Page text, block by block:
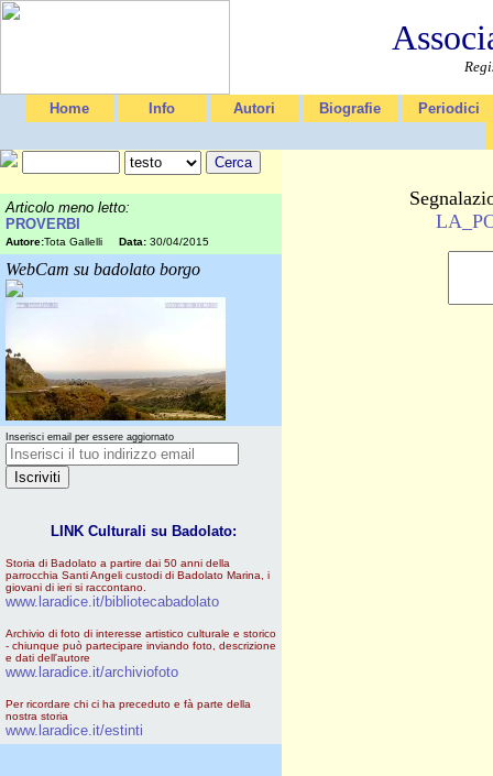
Home Info Autori Biografie Periodici
Articolo meno letto:
PROVERBI
Autore:Tota Gallelli Data: 30/04/2015
WebCam su badolato borgo
Inserisci email per essere aggiornato
LINK Culturali su Badolato:
Storia di Badolato a partire dai 50 anni della
parrocchia Santi Angeli custodi di Badolato Marina, i
giovani di ieri si raccontano.
www.laradice.it/bibliotecabadolato
Archivio di foto di interesse artistico culturale e storico
- chiunque può partecipare inviando foto, descrizione
e dati dell'autore
www.laradice.it/archiviofoto
Per ricordare chi ci ha preceduto e fà parte della
nostra storia
www.laradice.it/estinti